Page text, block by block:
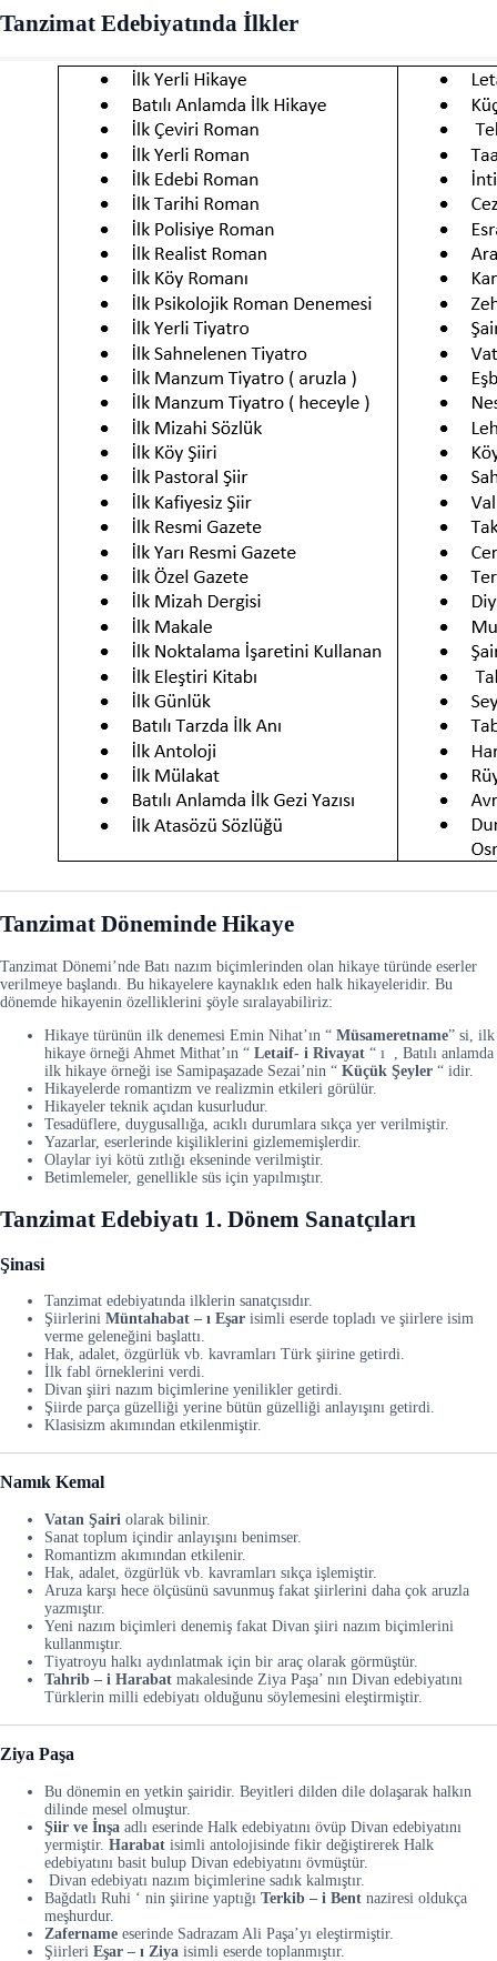
Tanzimat Edebiyatında İlkler
Tanzimat Döneminde Hikaye
Tanzimat Dönemi’nde Batı nazım biçimlerinden olan hikaye türünde eserler
verilmeye başlandı. Bu hikayelere kaynaklık eden halk hikayeleridir. Bu
dönemde hikayenin özelliklerini şöyle sıralayabiliriz:
Hikaye türünün ilk denemesi Emin Nihat’ın “ Müsameretname” si, ilk
hikaye örneği Ahmet Mithat’ın “ Letaif- i Rivayat “ ı , Batılı anlamda
ilk hikaye örneği ise Samipaşazade Sezai’nin “ Küçük Şeyler “ idir.
Hikayelerde romantizm ve realizmin etkileri görülür.
Hikayeler teknik açıdan kusurludur.
Tesadüflere, duygusallığa, acıklı durumlara sıkça yer verilmiştir.
Yazarlar, eserlerinde kişiliklerini gizlememişlerdir.
Olaylar iyi kötü zıtlığı ekseninde verilmiştir.
Betimlemeler, genellikle süs için yapılmıştır.
Tanzimat Edebiyatı 1. Dönem Sanatçıları
Şinasi
Tanzimat edebiyatında ilklerin sanatçısıdır.
Şiirlerini Müntahabat – ı Eşar isimli eserde topladı ve şiirlere isim
verme geleneğini başlattı.
Hak, adalet, özgürlük vb. kavramları Türk şiirine getirdi.
İlk fabl örneklerini verdi.
Divan şiiri nazım biçimlerine yenilikler getirdi.
Şiirde parça güzelliği yerine bütün güzelliği anlayışını getirdi.
Klasisizm akımından etkilenmiştir.
Namık Kemal
Vatan Şairi olarak bilinir.
Sanat toplum içindir anlayışını benimser.
Romantizm akımından etkilenir.
Hak, adalet, özgürlük vb. kavramları sıkça işlemiştir.
Aruza karşı hece ölçüsünü savunmuş fakat şiirlerini daha çok aruzla
yazmıştır.
Yeni nazım biçimleri denemiş fakat Divan şiiri nazım biçimlerini
kullanmıştır.
Tiyatroyu halkı aydınlatmak için bir araç olarak görmüştür.
Tahrib – i Harabat makalesinde Ziya Paşa’ nın Divan edebiyatını
Türklerin milli edebiyatı olduğunu söylemesini eleştirmiştir.
Ziya Paşa
Bu dönemin en yetkin şairidir. Beyitleri dilden dile dolaşarak halkın
dilinde mesel olmuştur.
Şiir ve İnşa adlı eserinde Halk edebiyatını övüp Divan edebiyatını
yermiştir. Harabat isimli antolojisinde fikir değiştirerek Halk
edebiyatını basit bulup Divan edebiyatını övmüştür.
Divan edebiyatı nazım biçimlerine sadık kalmıştır.
Bağdatlı Ruhi ‘ nin şiirine yaptığı Terkib – i Bent naziresi oldukça
meşhurdur.
Zafername eserinde Sadrazam Ali Paşa’yı eleştirmiştir.
Şiirleri Eşar – ı Ziya isimli eserde toplanmıştır.